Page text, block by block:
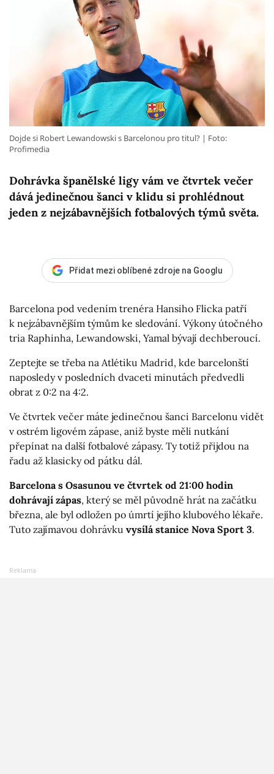
Dohrávka španělské ligy vám ve čtvrtek večer
dává jedinečnou šanci v klidu si prohlédnout
jeden z nejzábavnějších fotbalových týmů světa.
Dojde si Robert Lewandowski s Barcelonou pro titul?
Foto:
Profimedia
Přidat mezi oblíbené zdroje na Googlu
Barcelona pod vedením trenéra Hansiho Flicka patří
k nejzábavnějším týmům ke sledování. Výkony útočného
tria Raphinha, Lewandowski, Yamal bývají dechberoucí.
Zeptejte se třeba na Atlétiku Madrid, kde barcelonští
naposledy v posledních dvaceti minutách předvedli
obrat z 0:2 na 4:2.
Ve čtvrtek večer máte jedinečnou šanci Barcelonu vidět
v ostrém ligovém zápase, aniž byste měli nutkání
přepínat na další fotbalové zápasy. Ty totiž přijdou na
řadu až klasicky od pátku dál.
Barcelona s Osasunou ve čtvrtek od 21:00 hodin
dohrávají zápas, který se měl původně hrát na začátku
března, ale byl odložen po úmrtí jejího klubového lékaře.
Tuto zajímavou dohrávku vysílá stanice Nova Sport 3.